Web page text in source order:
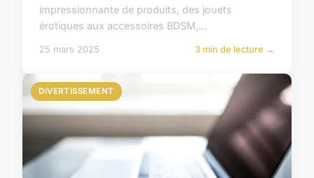
impressionnante de produits, des jouets
érotiques aux accessoires BDSM,...
25 mars 2025 3 min de lecture →
DIVERTISSEMENT